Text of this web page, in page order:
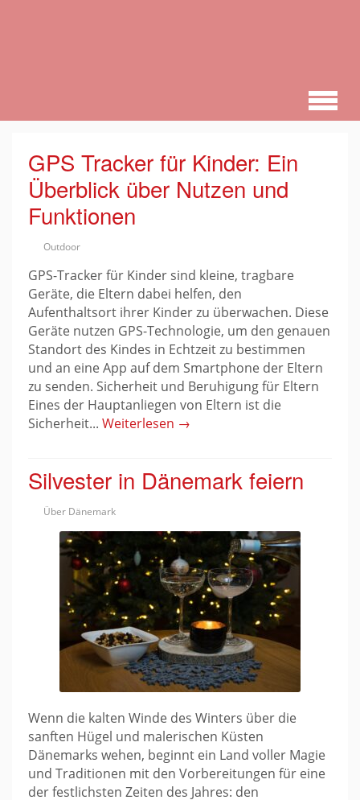
GPS Tracker für Kinder: Ein
Überblick über Nutzen und
Funktionen
Outdoor
GPS-Tracker für Kinder sind kleine, tragbare
Geräte, die Eltern dabei helfen, den
Aufenthaltsort ihrer Kinder zu überwachen. Diese
Geräte nutzen GPS-Technologie, um den genauen
Standort des Kindes in Echtzeit zu bestimmen
und an eine App auf dem Smartphone der Eltern
zu senden. Sicherheit und Beruhigung für Eltern
Eines der Hauptanliegen von Eltern ist die
Sicherheit... Weiterlesen →
Silvester in Dänemark feiern
Über Dänemark
Wenn die kalten Winde des Winters über die
sanften Hügel und malerischen Küsten
Dänemarks wehen, beginnt ein Land voller Magie
und Traditionen mit den Vorbereitungen für eine
der festlichsten Zeiten des Jahres: den